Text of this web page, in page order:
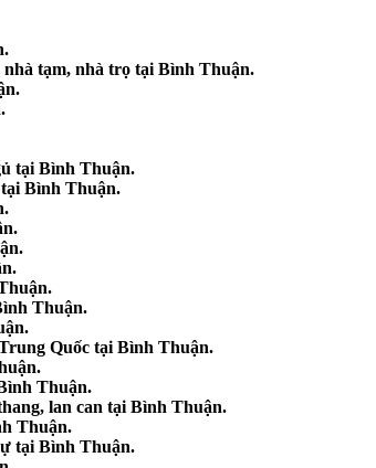
nhà tạm, nhà trọ tại Bình Thuận.
tại Bình Thuận.
Bình Thuận.
Thuận.
Quốc tại Bình Thuận.
Thuận.
lan can tại Bình Thuận.
Thuận.
tại Bình Thuận.